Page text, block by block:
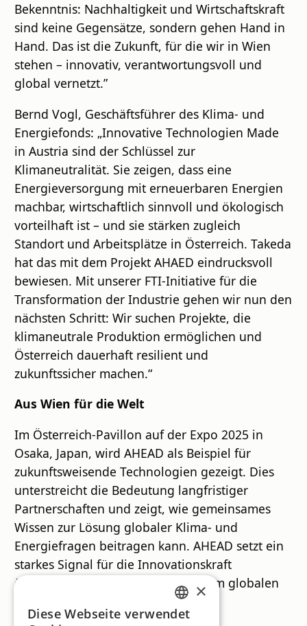
Bekenntnis: Nachhaltigkeit und Wirtschaftskraft
sind keine Gegensätze, sondern gehen Hand in
Hand. Das ist die Zukunft, für die wir in Wien
stehen – innovativ, verantwortungsvoll und
global vernetzt.”
Bernd Vogl, Geschäftsführer des Klima- und
Energiefonds: „Innovative Technologien Made
in Austria sind der Schlüssel zur
Klimaneutralität. Sie zeigen, dass eine
Energieversorgung mit erneuerbaren Energien
machbar, wirtschaftlich sinnvoll und ökologisch
vorteilhaft ist – und sie stärken zugleich
Standort und Arbeitsplätze in Österreich. Takeda
hat das mit dem Projekt AHAED eindrucksvoll
bewiesen. Mit unserer FTI-Initiative für die
Transformation der Industrie gehen wir nun den
nächsten Schritt: Wir suchen Projekte, die
klimaneutrale Produktion ermöglichen und
Österreich dauerhaft resilient und
zukunftssicher machen.“
Aus Wien für die Welt
Im Österreich-Pavillon auf der Expo 2025 in
Osaka, Japan, wird AHEAD als Beispiel für
zukunftsweisende Technologien gezeigt. Dies
unterstreicht die Bedeutung langfristiger
Partnerschaften und zeigt, wie gemeinsames
Wissen zur Lösung globaler Klima- und
Energiefragen beitragen kann. AHEAD setzt ein
starkes Signal für die Innovationskraft
österreichischer Industrieprojekte im globalen
GERMAN
×
Diese Webseite verwendet